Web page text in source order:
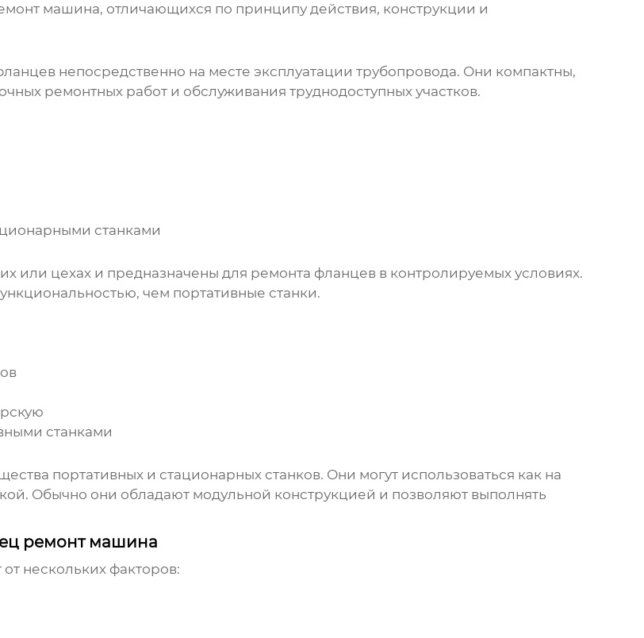
машина, отличающихся по принципу действия, конструкции и
непосредственно на месте эксплуатации трубопровода. Они компактны,
ремонтных работ и обслуживания труднодоступных участков.
станками
или цехах и предназначены для ремонта фланцев в контролируемых условиях.
чем портативные станки.
станками
портативных и стационарных станков. Они могут использоваться как на
Обычно они обладают модульной конструкцией и позволяют выполнять
ремонт машина
от нескольких факторов: